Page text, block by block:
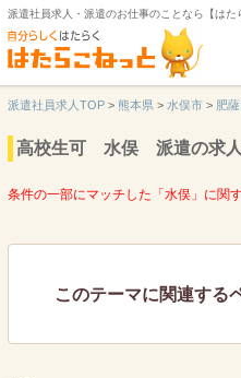
派遣社員求人・派遣のお仕事のことなら【はた
派遣社員求人TOP > 熊本県 > 水俣市 > 肥
高校生可 水俣 派遣の求
条件の一部にマッチした「水俣」に関
このテーマに関連する